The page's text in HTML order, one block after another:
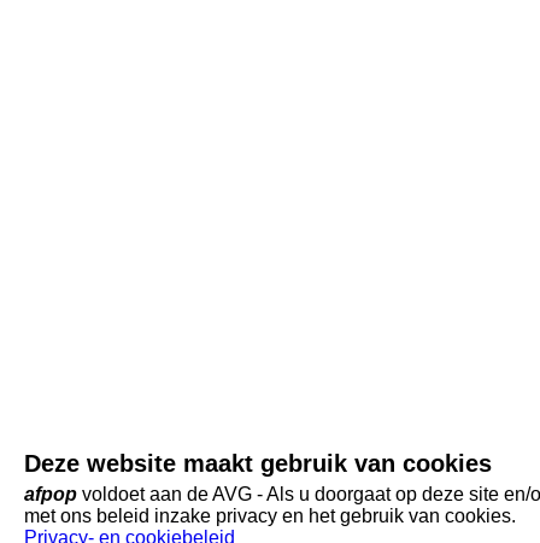
Deze website maakt gebruik van cookies
afpop voldoet aan de AVG - Als u doorgaat op deze site
met ons beleid inzake privacy en het gebruik van cookies.
Privacy- en cookiebeleid